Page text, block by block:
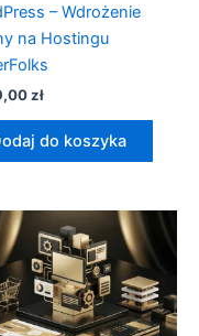
– Wdrożenie
na Hostingu
zł
do koszyka